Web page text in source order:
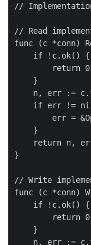
//
// Read
func (c *conn)
    if !c.ok() {
return
    }
n, err :=
if err !=
err =
    }
return n,
}
// Write
func (c *conn)
    if !c.ok() {
return
    }
n, err :=